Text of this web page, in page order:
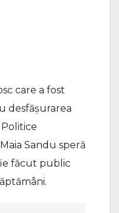
care a fost
desfășurarea
Sandu speră
făcut public